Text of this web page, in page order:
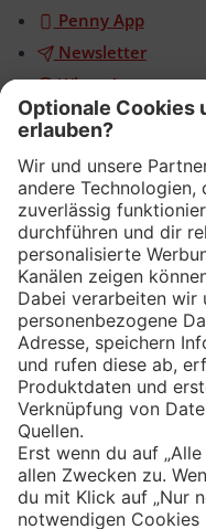
Penny App
Newsletter
WhatsApp
App
Eishockey